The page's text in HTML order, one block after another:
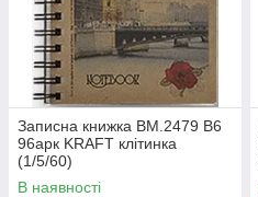
Записна книжка BM.2479 В6
96арк KRAFT клітинка
(1/5/60)
В наявності